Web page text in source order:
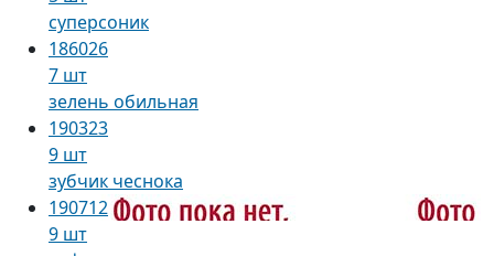
суперсоник
186026
7 шт
зелень обильная
190323
9 шт
зубчик чеснока
190712
9 шт